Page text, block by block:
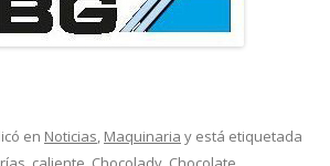
en Noticias, Maquinaria y está etiquetada